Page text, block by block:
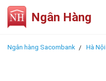
Ngân Hàng
Ngân hàng Sacombank Hà Nội